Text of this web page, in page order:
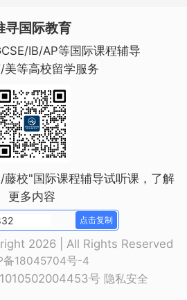
寻国际教育
IB/AP等国际课程辅导
美等高校留学服务
校"国际课程辅导试听课，了解
更多内容
点击复制
2026 | All Rights Reserved
备18045704号-4
号 隐私安全